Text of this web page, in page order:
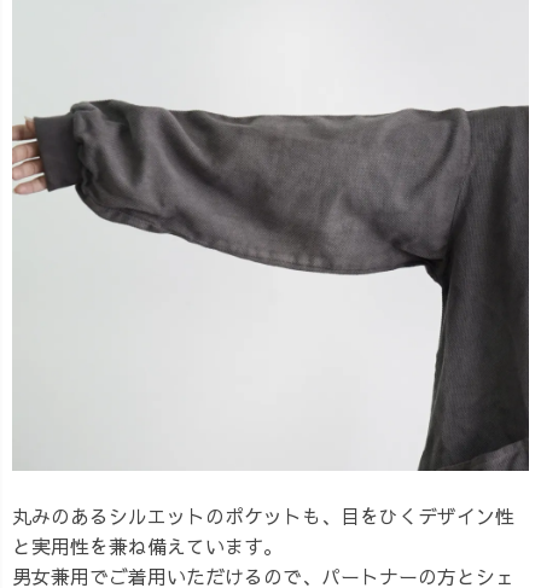
丸みのあるシルエットのポケットも、目をひくデザイン性
と実用性を兼ね備えています。
男女兼用でご着用いただけるので、パートナーの方とシェ